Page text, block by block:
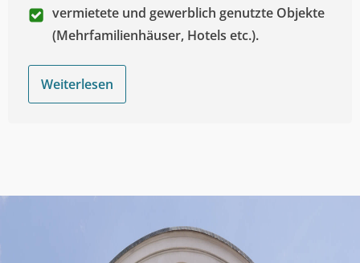
vermietete und gewerblich genutzte Objekte
(Mehrfamilienhäuser, Hotels etc.).
Weiterlesen